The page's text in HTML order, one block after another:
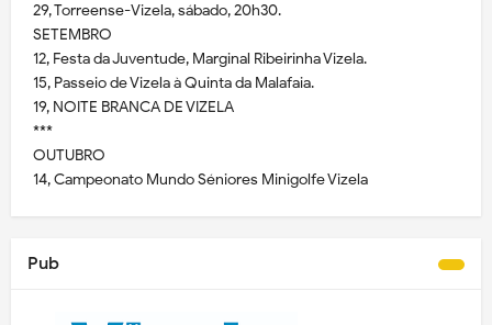
29, Torreense-Vizela, sábado, 20h30.
SETEMBRO
12, Festa da Juventude, Marginal Ribeirinha Vizela.
15, Passeio de Vizela à Quinta da Malafaia.
19, NOITE BRANCA DE VIZELA
***
OUTUBRO
14, Campeonato Mundo Séniores Minigolfe Vizela
Pub